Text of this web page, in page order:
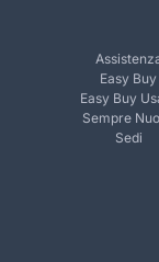
Easy Buy
Easy Buy
Sempre
Sedi